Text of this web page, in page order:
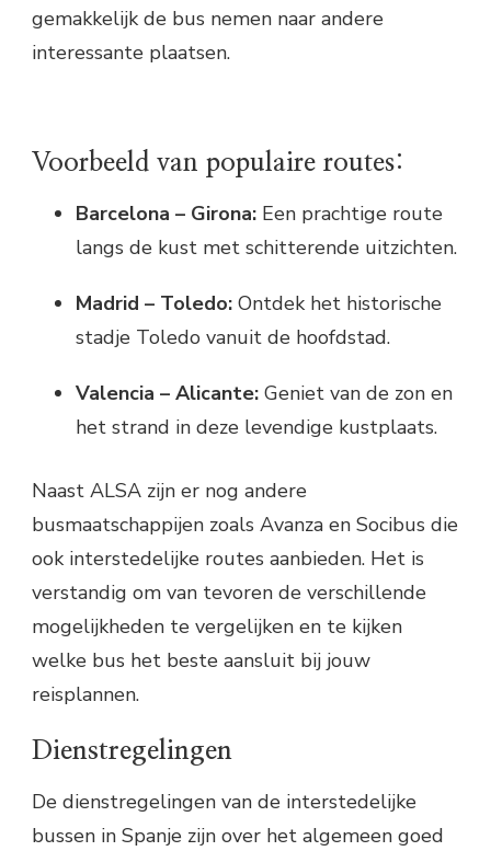
gemakkelijk de bus nemen naar andere
interessante plaatsen.
Voorbeeld van populaire routes:
Barcelona – Girona: Een prachtige route
langs de kust met schitterende uitzichten.
Madrid – Toledo: Ontdek het historische
stadje Toledo vanuit de hoofdstad.
Valencia – Alicante: Geniet van de zon en
het strand in deze levendige kustplaats.
Naast ALSA zijn er nog andere
busmaatschappijen zoals Avanza en Socibus die
ook interstedelijke routes aanbieden. Het is
verstandig om van tevoren de verschillende
mogelijkheden te vergelijken en te kijken
welke bus het beste aansluit bij jouw
reisplannen.
Dienstregelingen
De dienstregelingen van de interstedelijke
bussen in Spanje zijn over het algemeen goed